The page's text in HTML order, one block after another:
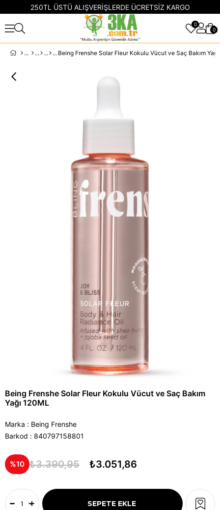
250TL ÜSTÜ ALIŞVERİŞLERDE ÜCRETSİZ KARGO
0
0
Being Frenshe Solar Fleur Kokulu Vücut ve Saç Bakım
Yağı 120ML
Marka : Being Frenshe
Barkod : 840797158801
10 ₺3.390,95 ₺3.051,86